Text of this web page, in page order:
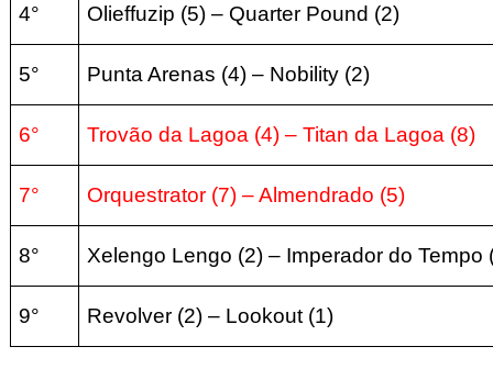
4° Olieffuzip (5) – Quarter Pound (2)
5° Punta Arenas (4) – Nobility(2)
6° Trovão da Lagoa (4) – Titan da Lagoa (8)
7° Orquestrator (7) – Almendrado (5)
8° Xelengo Lengo (2) – Imperador do Tempo
9° Revolver (2) – Lookout (1)